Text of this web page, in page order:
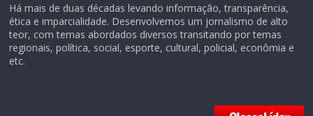
Há mais de duas décadas levando informação, transparência,
ética e imparcialidade. Desenvolvemos um jornalismo de alto
teor, com temas abordados diversos transitando por temas
regionais, política, social, esporte, cultural, policial, econômia e
etc.